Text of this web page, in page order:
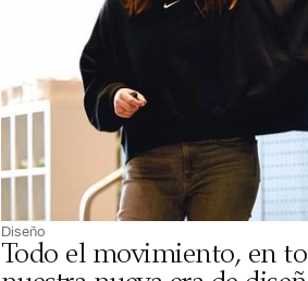
Diseño
Todo el movimiento, en